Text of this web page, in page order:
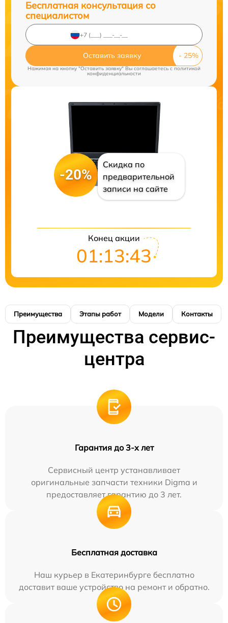
Бесплатная консультация со
специалистом
Оставить заявку
Нажимая на кнопку "Оставить заявку" Вы соглашаетесь c политикой
конфиденциальности
-20%
Скидка по
предварительной
записи на сайте
Конец акции
01:13:42
Преимущества Этапы работ Модели Контакты
Преимущества сервис-
центра
Гарантия до 3-х лет
Сервисный центр устанавливает
оригинальные запчасти техники Digma и
предоставляет гарантию до 3 лет.
Бесплатная доставка
Наш курьер в Екатеринбурге бесплатно
доставит ваше устройство на ремонт и обратно.